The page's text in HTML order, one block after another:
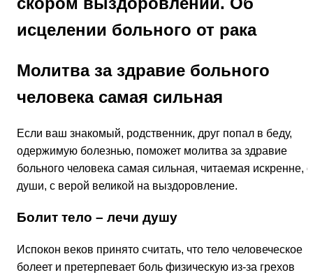
исцелении больного от рака
Молитва за здравие больного
человека самая сильная
Если ваш знакомый, родственник, друг попал в беду,
одержимую болезнью, поможет молитва за здравие
больного человека самая сильная, читаемая искренне,
души, с верой великой на выздоровление.
Болит тело – лечи душу
Испокон веков принято считать, что тело человеческое
болеет и претерпевает боль физическую из-за грехов